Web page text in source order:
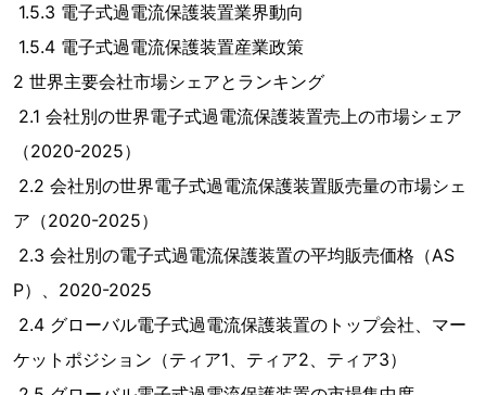
1.5.3 電子式過電流保護装置業界動向
1.5.4 電子式過電流保護装置産業政策
2 世界主要会社市場シェアとランキング
2.1 会社別の世界電子式過電流保護装置売上の市場シェア
（2020-2025）
2.2 会社別の世界電子式過電流保護装置販売量の市場シェ
ア（2020-2025）
2.3 会社別の電子式過電流保護装置の平均販売価格（AS
P）、2020-2025
2.4 グローバル電子式過電流保護装置のトップ会社、マー
ケットポジション（ティア1、ティア2、ティア3）